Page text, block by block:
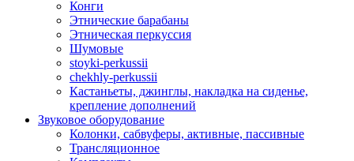
Конги
Этнические барабаны
Этническая перкуссия
Шумовые
stoyki-perkussii
chekhly-perkussii
Кастаньеты, джинглы, накладка на сиденье,
крепление дополнений
Звуковое оборудование
Колонки, сабвуферы, активные, пассивные
Трансляционное